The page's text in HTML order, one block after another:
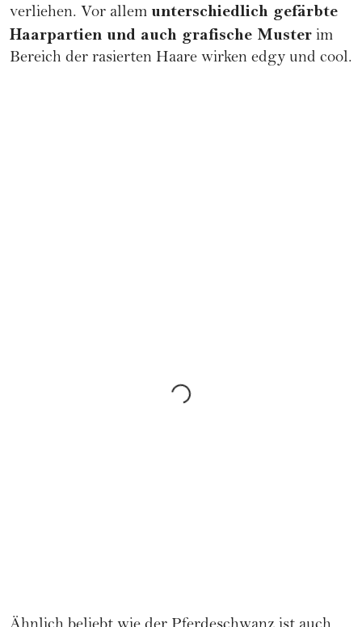
verliehen. Vor allem unterschiedlich gefärbte
Haarpartien und auch grafische Muster im
Bereich der rasierten Haare wirken edgy und cool.